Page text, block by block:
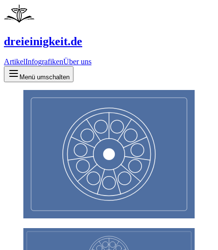
dreieinigkeit.de
ArtikelInfografikenÜber uns
Menü umschalten